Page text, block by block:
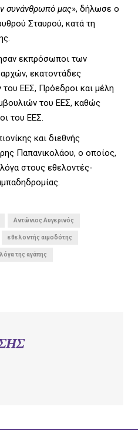
συνάνθρωπό μας», δήλωσε ο
Σταυρού, κατά τη
εκπρόσωποι των
εκατοντάδες
ΕΕΣ, Πρόεδροι και μέλη
του ΕΕΣ, καθώς
του ΕΕΣ.
και διεθνής
Παπανικολάου, ο οποίος,
στους εθελοντές-
Αντώνιος Αυγερινός
εθελοντής αιμοδότης
της αγάπης